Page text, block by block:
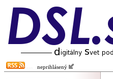
neprihlásený